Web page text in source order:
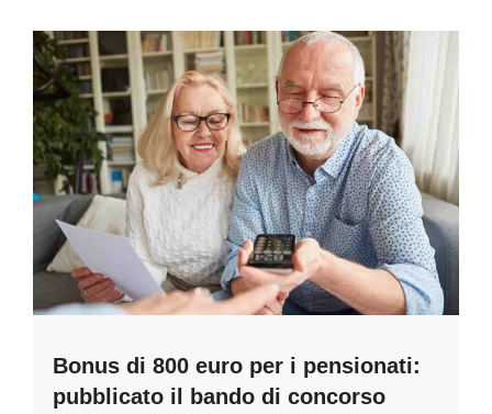
Bonus di 800 euro per i pensionati:
pubblicato il bando di concorso